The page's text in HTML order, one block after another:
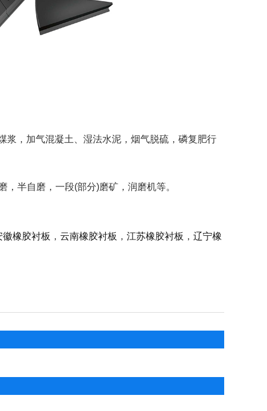
浆，加气混凝土、湿法水泥，烟气脱硫，磷复肥行
半自磨，一段(部分)磨矿，润磨机等。
徽橡胶衬板 ， 云南橡胶衬板 ， 江苏橡胶衬板 ， 辽宁橡